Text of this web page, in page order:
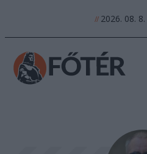
//2026. 08. 8.